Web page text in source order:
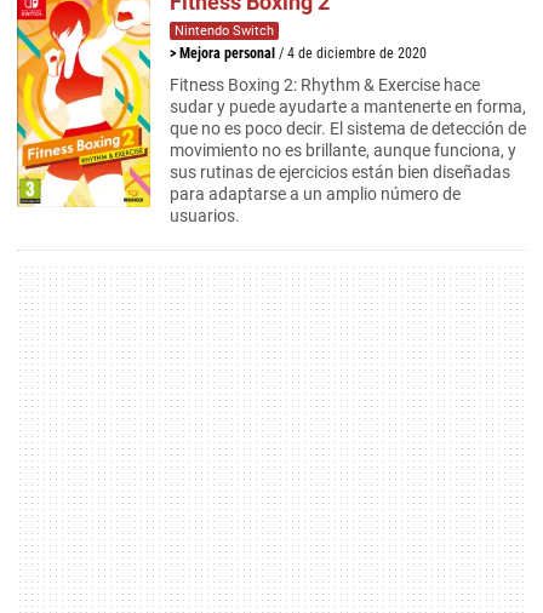
Nintendo Switch
> Mejora personal / 4 de diciembre de 2020
Fitness Boxing 2: Rhythm & Exercise hace
sudar y puede ayudarte a mantenerte en forma,
que no es poco decir. El sistema de detección de
movimiento no es brillante, aunque funciona, y
sus rutinas de ejercicios están bien diseñadas
para adaptarse a un amplio número de
usuarios.